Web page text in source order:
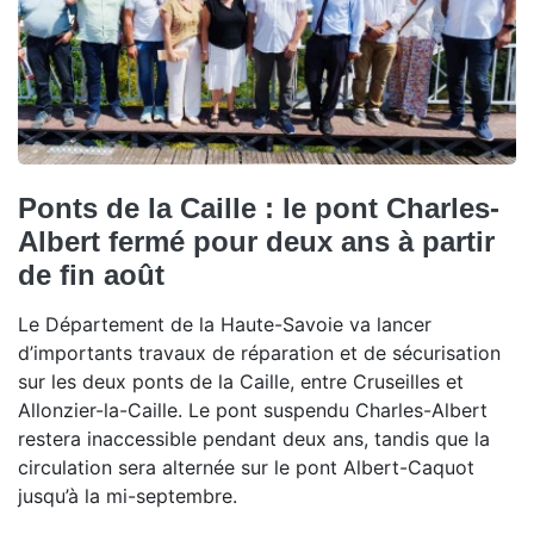
Ponts de la Caille : le pont Charles-
Albert fermé pour deux ans à partir
de fin août
Le Département de la Haute-Savoie va lancer
d’importants travaux de réparation et de sécurisation
sur les deux ponts de la Caille, entre Cruseilles et
Allonzier-la-Caille. Le pont suspendu Charles-Albert
restera inaccessible pendant deux ans, tandis que la
circulation sera alternée sur le pont Albert-Caquot
jusqu’à la mi-septembre.